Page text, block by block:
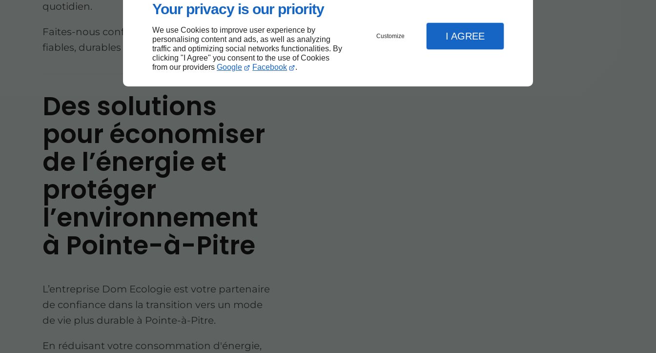
Your privacy is our priority
We use Cookies to improve user experience by
personalising content and ads, as well as analyzing
traffic and optimizing social networks functionalities. By
clicking "I Agree" you consent to the use of Cookies
from our providers Google Facebook .
Customize I AGREE
quotidien.
Faites-nous confiance pour des solutions
fiables, durables et économiques.
Des solutions
pour économiser
de l’énergie et
protéger
l’environnement
à Pointe-à-Pitre
L’entreprise Dom Ecologie est votre partenaire
de confiance dans la transition vers un mode
de vie plus durable à Pointe-à-Pitre.
En réduisant votre consommation d'énergie,